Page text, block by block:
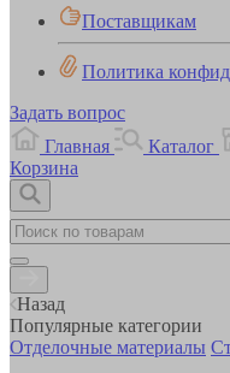
Поставщикам
Политика
Задать вопрос
Главная
Каталог
Корзина
Назад
Популярные категории
Отделочные материалы